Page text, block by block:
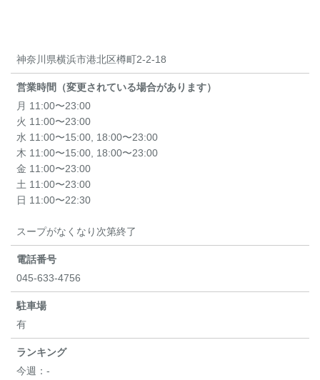
神奈川県横浜市港北区樽町2-2-18
営業時間（変更されている場合があります）
月 11:00〜23:00
火 11:00〜23:00
水 11:00〜15:00, 18:00〜23:00
木 11:00〜15:00, 18:00〜23:00
金 11:00〜23:00
土 11:00〜23:00
日 11:00〜22:30
スープがなくなり次第終了
電話番号
045-633-4756
駐車場
有
ランキング
今週： -